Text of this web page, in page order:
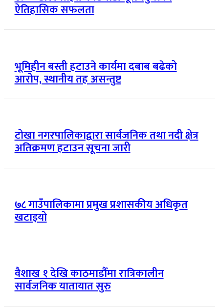
ऐतिहासिक सफलता
भूमिहीन बस्ती हटाउने कार्यमा दबाब बढेको
आरोप, स्थानीय तह असन्तुष्ट
टोखा नगरपालिकाद्वारा सार्वजनिक तथा नदी क्षेत्र
अतिक्रमण हटाउन सूचना जारी
७८ गाउँपालिकामा प्रमुख प्रशासकीय अधिकृत
खटाइयो
वैशाख १ देखि काठमाडौँमा रात्रिकालीन
सार्वजनिक यातायात सुरु